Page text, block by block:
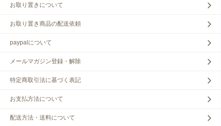
お取り置きについて
お取り置き商品の配送依頼
paypalについて
メールマガジン登録・解除
特定商取引法に基づく表記
お支払方法について
配送方法・送料について